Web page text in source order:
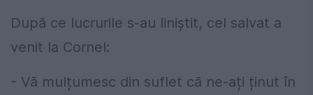
După ce lucrurile s-au liniștit, cel salvat a
venit la Cornel:
- Vă mulțumesc din suflet că ne-ați ținut în